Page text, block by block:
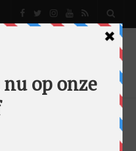
DOET NAAM EER AAN